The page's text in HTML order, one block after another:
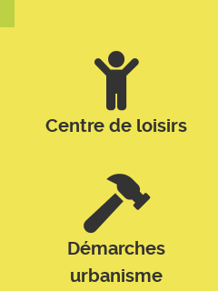
Centre de loisirs
Démarches
urbanisme